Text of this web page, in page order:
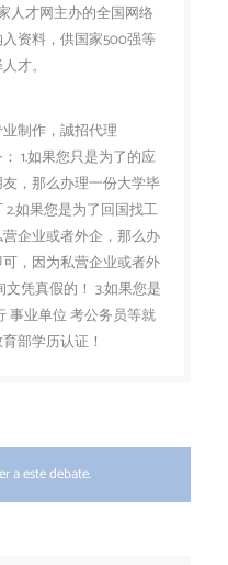
人才网主办的全国网络
资料，供国家500强等
才。
制作，誠招代理
1.如果您只是为了的应
，那么办理一份大学毕
如果您是为了回国找工
企业或者外企，那么办
，因为私营企业或者外
凭真假的！ 3.如果您是
事业单位 考公务员等就
部学历认证！
a este debate.